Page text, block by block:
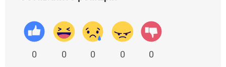
0 0 0 0 0